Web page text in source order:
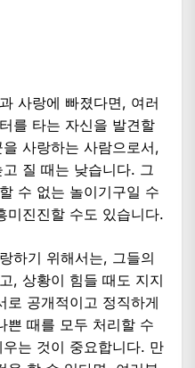
사랑에 빠졌다면, 여러
를 타는 자신을 발견할
사랑하는 사람으로서,
질 때는 낮습니다. 그
수 없는 놀이기구일 수
미진진할 수도 있습니다.
하기 위해서는, 그들의
, 상황이 힘들 때도 지지
로 공개적이고 정직하게
쁜 때를 모두 처리할 수
는 것이 중요합니다. 만